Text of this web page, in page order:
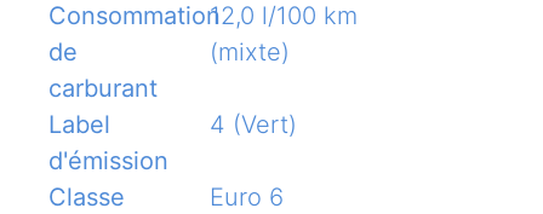
Consommation
de
carburant
12,0 l/100 km
(mixte)
Label
d'émission
4 (Vert)
Classe
Euro 6